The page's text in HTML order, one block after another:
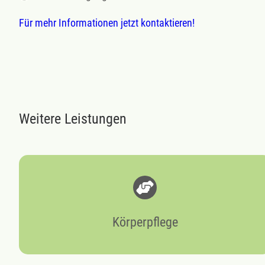
Für mehr Informationen jetzt kontaktieren!
Weitere Leistungen
Körperpflege